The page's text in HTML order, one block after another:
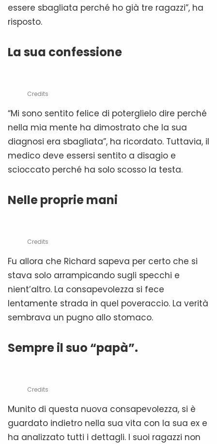
essere sbagliata perché ho già tre ragazzi”, ha
risposto.
La sua confessione
Credits
“Mi sono sentito felice di poterglielo dire perché
nella mia mente ha dimostrato che la sua
diagnosi era sbagliata”, ha ricordato. Tuttavia, il
medico deve essersi sentito a disagio e
scioccato perché ha solo scosso la testa.
Nelle proprie mani
Credits
Fu allora che Richard sapeva per certo che si
stava solo arrampicando sugli specchi e
nient’altro. La consapevolezza si fece
lentamente strada in quel poveraccio. La verità
sembrava un pugno allo stomaco.
Sempre il suo “papà”.
Credits
Munito di questa nuova consapevolezza, si è
guardato indietro nella sua vita con la sua ex e
ha analizzato tutti i dettagli. I suoi ragazzi non